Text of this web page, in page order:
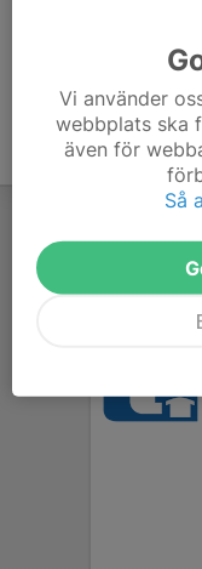
Vi använder
webbplats ska
även för
Så